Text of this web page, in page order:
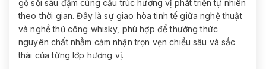
gỗ sồi sâu đậm cùng cấu trúc hương vị phát triển tự nhiên
theo thời gian. Đây là sự giao hòa tinh tế giữa nghệ thuật
và nghề thủ công whisky, phù hợp để thưởng thức
nguyên chất nhằm cảm nhận trọn vẹn chiều sâu và sắc
thái của từng lớp hương vị.